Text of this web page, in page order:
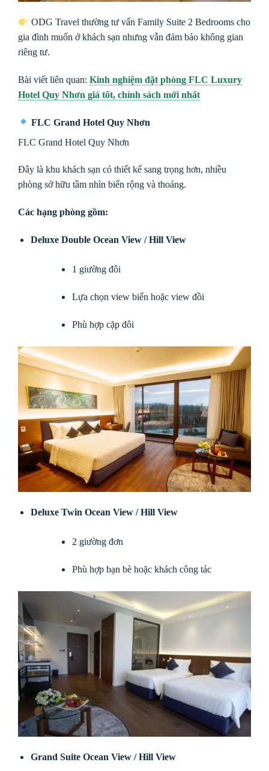
ODG Travel thường tư vấn Family Suite 2 Bedrooms cho
gia đình muốn ở khách sạn nhưng vẫn đảm bảo không gian
riêng tư.
Bài viết liên quan: Kinh nghiệm đặt phòng FLC Luxury
Hotel Quy Nhơn giá tốt, chính sách mới nhất
FLC Grand Hotel Quy Nhơn
FLC Grand Hotel Quy Nhơn
Đây là khu khách sạn có thiết kế sang trọng hơn, nhiều
phòng sở hữu tầm nhìn biển rộng và thoáng.
Các hạng phòng gồm:
Deluxe Double Ocean View / Hill View
1 giường đôi
Lựa chọn view biển hoặc view đồi
Phù hợp cặp đôi
Deluxe Twin Ocean View / Hill View
2 giường đơn
Phù hợp bạn bè hoặc khách công tác
Grand Suite Ocean View / Hill View